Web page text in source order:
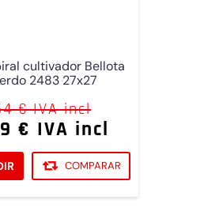
cultivador Bellota
2483 27x27
€ IVA incl
€ IVA incl
COMPARAR